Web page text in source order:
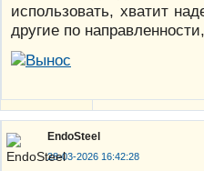
использовать, хватит
другие по
EndoSteel
28-03-2026 16:42:28